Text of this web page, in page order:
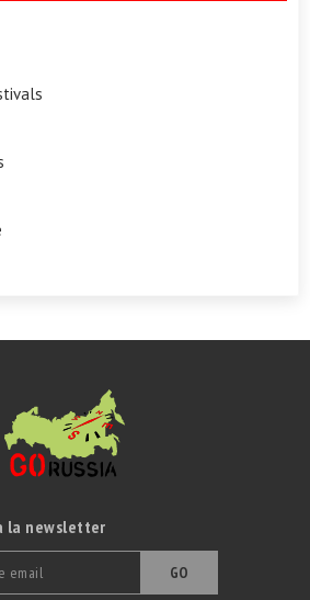
la newsletter
GO